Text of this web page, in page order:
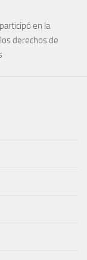
en la
derechos de